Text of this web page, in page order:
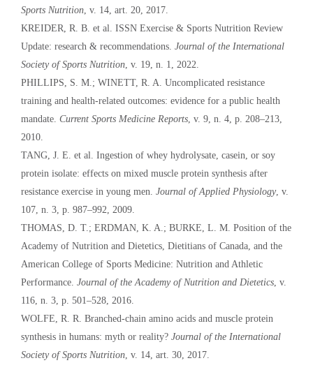
Sports Nutrition, v. 14, art. 20, 2017.
KREIDER, R. B. et al. ISSN Exercise & Sports Nutrition Review
Update: research & recommendations. Journal of the International
Society of Sports Nutrition, v. 19, n. 1, 2022.
PHILLIPS, S. M.; WINETT, R. A. Uncomplicated resistance
training and health-related outcomes: evidence for a public health
mandate. Current Sports Medicine Reports, v. 9, n. 4, p. 208–213,
2010.
TANG, J. E. et al. Ingestion of whey hydrolysate, casein, or soy
protein isolate: effects on mixed muscle protein synthesis after
resistance exercise in young men. Journal of Applied Physiology, v.
107, n. 3, p. 987–992, 2009.
THOMAS, D. T.; ERDMAN, K. A.; BURKE, L. M. Position of the
Academy of Nutrition and Dietetics, Dietitians of Canada, and the
American College of Sports Medicine: Nutrition and Athletic
Performance. Journal of the Academy of Nutrition and Dietetics, v.
116, n. 3, p. 501–528, 2016.
WOLFE, R. R. Branched-chain amino acids and muscle protein
synthesis in humans: myth or reality? Journal of the International
Society of Sports Nutrition, v. 14, art. 30, 2017.